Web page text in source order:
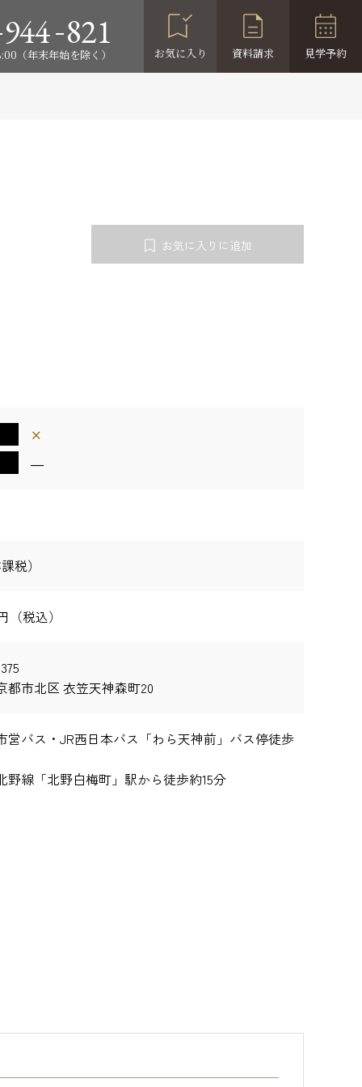
944-821
（年末年始を除く） お気に入り 資料請求 見学予約
お気に入りに追加
×
―
税）
（税込）
都市北区 衣笠天神森町20
営バス・JR西日本バス「わら天神前」バス停徒歩
野線「北野白梅町」駅から徒歩約15分